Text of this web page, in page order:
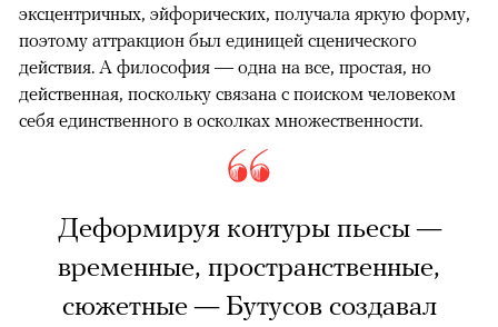
эксцентричных, эйфорических, получала яркую форму,
поэтому аттракцион был единицей сценического
действия. А философия — одна на все, простая, но
действенная, поскольку связана с поиском человеком
себя единственного в осколках множественности.
Деформируя контуры пьесы —
временные, пространственные,
сюжетные — Бутусов создавал